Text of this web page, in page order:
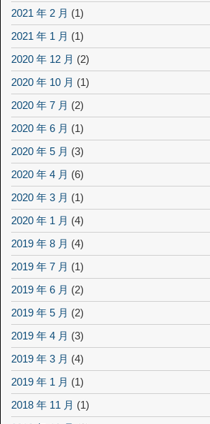
2021 年 2 月 (1)
2021 年 1 月 (1)
2020 年 12 月 (2)
2020 年 10 月 (1)
2020 年 7 月 (2)
2020 年 6 月 (1)
2020 年 5 月 (3)
2020 年 4 月 (6)
2020 年 3 月 (1)
2020 年 1 月 (4)
2019 年 8 月 (4)
2019 年 7 月 (1)
2019 年 6 月 (2)
2019 年 5 月 (2)
2019 年 4 月 (3)
2019 年 3 月 (4)
2019 年 1 月 (1)
2018 年 11 月 (1)